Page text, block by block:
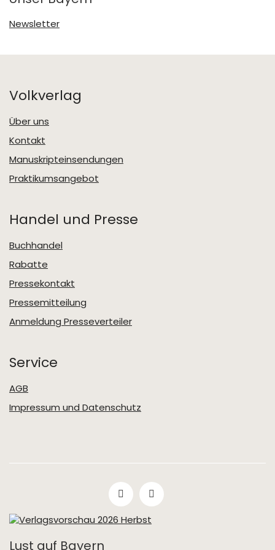
Newsletter
Volkverlag
Über uns
Kontakt
Manuskripteinsendungen
Praktikumsangebot
Handel und Presse
Buchhandel
Rabatte
Pressekontakt
Pressemitteilung
Anmeldung Presseverteiler
Service
AGB
Impressum und Datenschutz
Lust auf Bayern